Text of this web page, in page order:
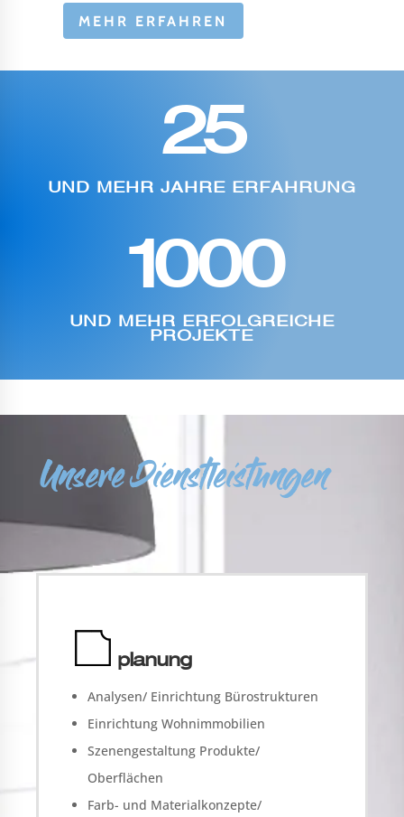
MEHR ERFAHREN
25
UND MEHR JAHRE ERFAHRUNG
1000
UND MEHR ERFOLGREICHE
PROJEKTE
Unsere Dienstleistungen
planung
Analysen/ Einrichtung Bürostrukturen
Einrichtung Wohnimmobilien
Szenengestaltung Produkte/
Oberflächen
Farb- und Materialkonzepte/